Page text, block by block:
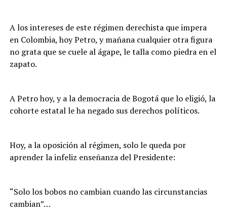
A los intereses de este régimen derechista que impera
en Colombia, hoy Petro, y mañana cualquier otra figura
no grata que se cuele al ágape, le talla como piedra en el
zapato.
A Petro hoy, y a la democracia de Bogotá que lo eligió, la
cohorte estatal le ha negado sus derechos políticos.
Hoy, a la oposición al régimen, solo le queda por
aprender la infeliz enseñanza del Presidente:
“Solo los bobos no cambian cuando las circunstancias
cambian”…